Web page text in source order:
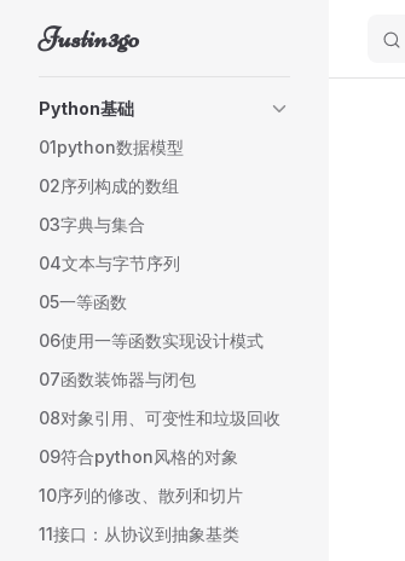
Skip to content
Justin3go
Python基础
01python数据模型
02序列构成的数组
03字典与集合
04文本与字节序列
05一等函数
06使用一等函数实现设计模式
07函数装饰器与闭包
08对象引用、可变性和垃圾回收
09符合python风格的对象
10序列的修改、散列和切片
11接口：从协议到抽象基类